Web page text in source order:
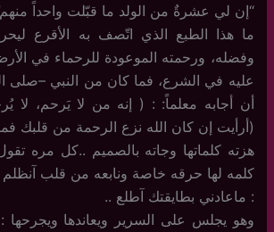
“إن لي عشرةٌ من الولد ما قبّلت واحداً
ما هذا الطبع الذي اتّصف به الأقرع
وفضله، ورحمته الموعودة للرحماء في
عليه في الشرع، فما كان من النبي –صلى
أن أجابه معلماً: : ( إنه من لا يَرحم، لا
(أرأيت إن كان الله نزع الرحمة من قلبك
هزته كلماتها وجاته بالصميم ..كل مره
كلمه لها حرقه خاصة ونابعه من قلب
: ماعادني بطايقتك آطلع ..
وهو يجلس على السرير ويعاندها